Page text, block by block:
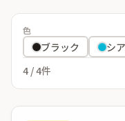
色
ブラック シ
4 / 4件